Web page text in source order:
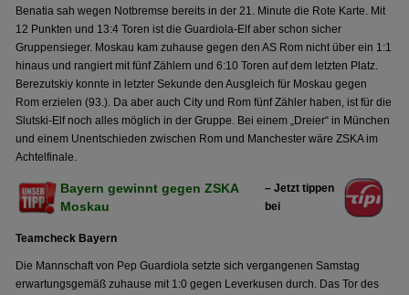
Benatia sah wegen Notbremse bereits in der 21. Minute die Rote Karte. Mit
12 Punkten und 13:4 Toren ist die Guardiola-Elf aber schon sicher
Gruppensieger. Moskau kam zuhause gegen den AS Rom nicht über ein 1:1
hinaus und rangiert mit fünf Zählern und 6:10 Toren auf dem letzten Platz.
Berezutskiy konnte in letzter Sekunde den Ausgleich für Moskau gegen
Rom erzielen (93.). Da aber auch City und Rom fünf Zähler haben, ist für die
Slutski-Elf noch alles möglich in der Gruppe. Bei einem „Dreier“ in München
und einem Unentschieden zwischen Rom und Manchester wäre ZSKA im
Achtelfinale.
Bayern gewinnt gegen ZSKA
Moskau
– Jetzt tippen
bei
Teamcheck Bayern
Die Mannschaft von Pep Guardiola setzte sich vergangenen Samstag
erwartungsgemäß zuhause mit 1:0 gegen Leverkusen durch. Das Tor des